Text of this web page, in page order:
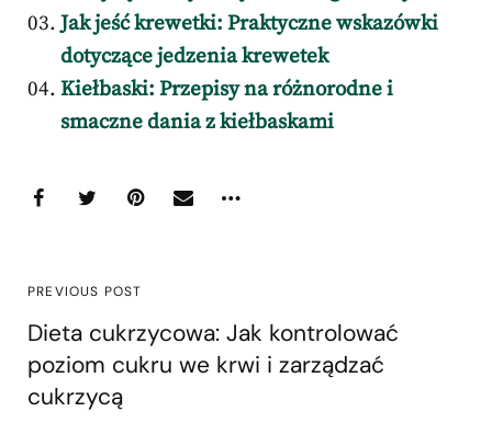
Jak jeść krewetki: Praktyczne wskazówki
dotyczące jedzenia krewetek
Kiełbaski: Przepisy na różnorodne i
smaczne dania z kiełbaskami
PREVIOUS POST
Dieta cukrzycowa: Jak kontrolować
poziom cukru we krwi i zarządzać
cukrzycą